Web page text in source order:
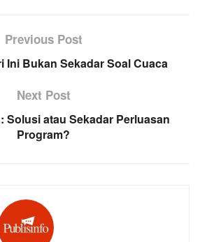
Previous Post
Ini Bukan Sekadar Soal Cuaca
Next Post
Solusi atau Sekadar Perluasan
Program?